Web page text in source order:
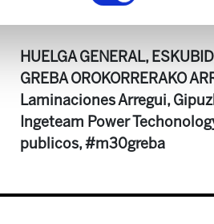
Astekaria 397.pdf
HUELGA GENERAL,
GREBA OROKORRERAKO
Laminaciones Arregui,
Ingeteam Power
publicos, #m30greba